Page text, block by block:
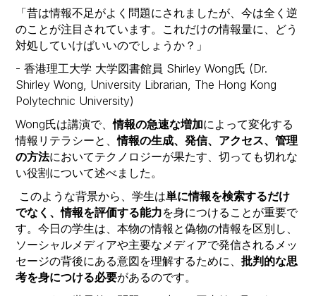
「昔は情報不足がよく問題にされましたが、今は全く逆
のことが注目されています。これだけの情報量に、どう
対処していけばいいのでしょうか？」
- 香港理工大学 大学図書館員 Shirley Wong氏 (Dr.
Shirley Wong, University Librarian, The Hong Kong
Polytechnic University)
Wong氏は講演で、情報の急速な増加によって変化する
情報リテラシーと、情報の生成、発信、アクセス、管理
の方法においてテクノロジーが果たす、切っても切れな
い役割について述べました。
このような背景から、学生は単に情報を検索するだけ
でなく、情報を評価する能力を身につけることが重要で
す。今日の学生は、本物の情報と偽物の情報を区別し、
ソーシャルメディアや主要なメディアで発信されるメッ
セージの背後にある意図を理解するために、批判的な思
考を身につける必要があるのです。